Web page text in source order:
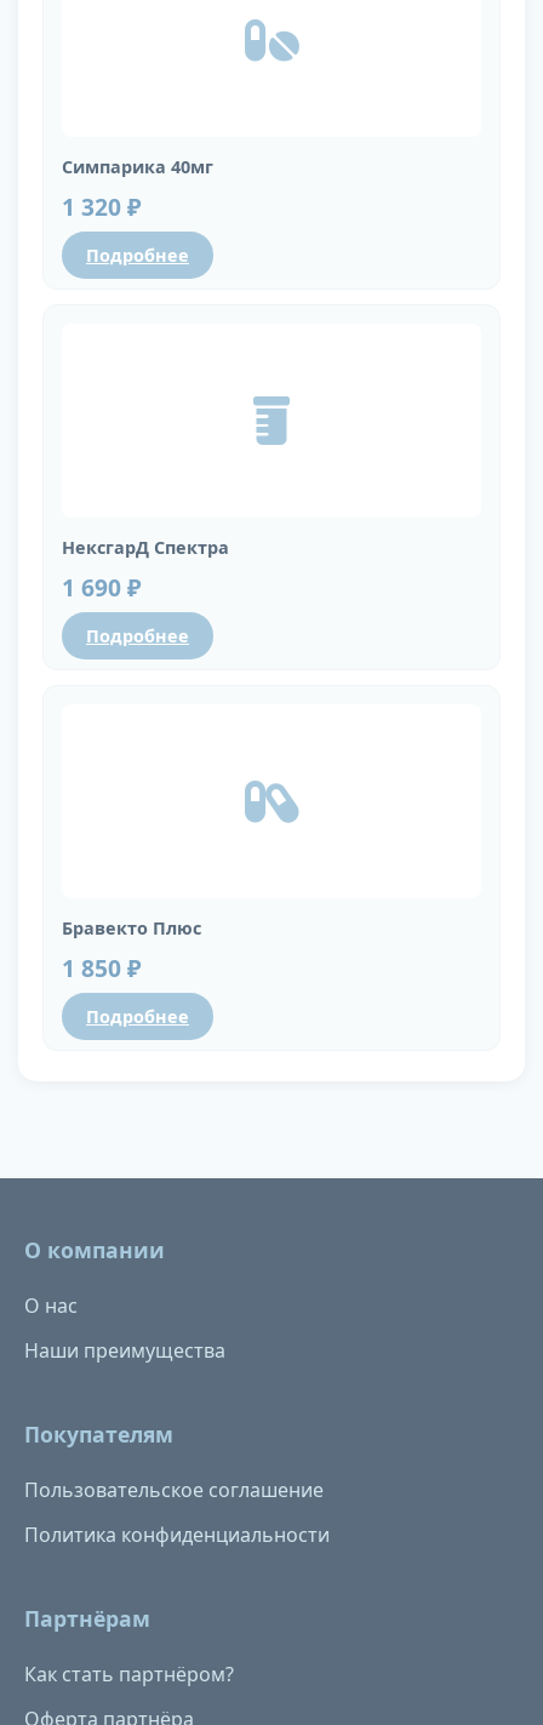
Симпарика 40мг
1 320 ₽
Подробнее
НексгарД Спектра
1 690 ₽
Подробнее
Бравекто Плюс
1 850 ₽
Подробнее
О компании
О нас
Наши преимущества
Покупателям
Пользовательское соглашение
Политика конфиденциальности
Партнёрам
Как стать партнёром?
Оферта партнёра